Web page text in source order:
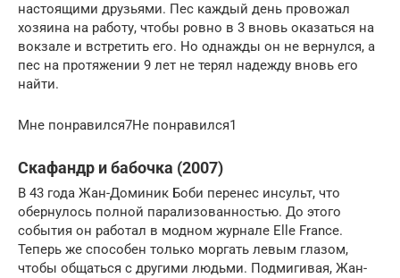
настоящими друзьями. Пес каждый день провожал
хозяина на работу, чтобы ровно в 3 вновь оказаться на
вокзале и встретить его. Но однажды он не вернулся, а
пес на протяжении 9 лет не терял надежду вновь его
найти.
Мне понравился7Не понравился1
Скафандр и бабочка (2007)
В 43 года Жан-Доминик Боби перенес инсульт, что
обернулось полной парализованностью. До этого
события он работал в модном журнале Elle France.
Теперь же способен только моргать левым глазом,
чтобы общаться с другими людьми. Подмигивая, Жан-